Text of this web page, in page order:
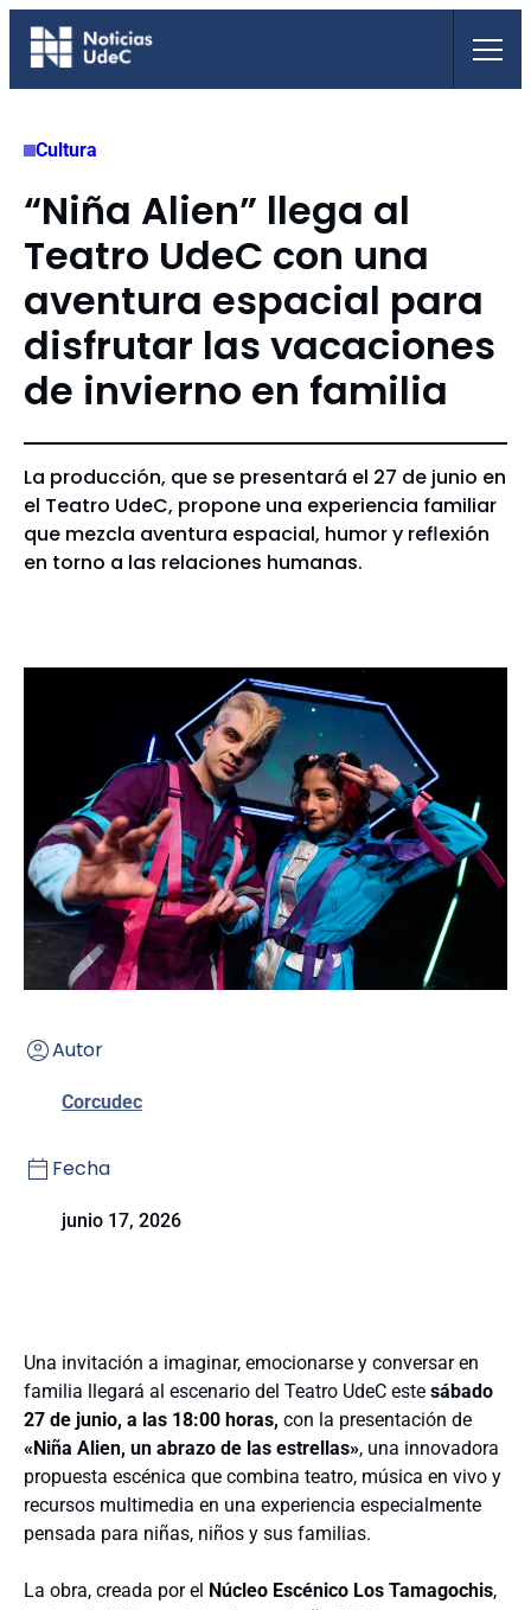
Saltar
Cultura
“Niña Alien” llega al
Teatro UdeC con una
aventura espacial para
disfrutar las vacaciones
de invierno en familia
La producción, que se presentará el 27 de junio en
el Teatro UdeC, propone una experiencia familiar
que mezcla aventura espacial, humor y reflexión
en torno a las relaciones humanas.
Autor
Corcudec
Fecha
junio 17, 2026
Una invitación a imaginar, emocionarse y conversar en
familia llegará al escenario del Teatro UdeC este sábado
27 de junio, a las 18:00 horas, con la presentación de
«Niña Alien, un abrazo de las estrellas», una innovadora
propuesta escénica que combina teatro, música en vivo y
recursos multimedia en una experiencia especialmente
pensada para niñas, niños y sus familias.
La obra, creada por el Núcleo Escénico Los Tamagochis,